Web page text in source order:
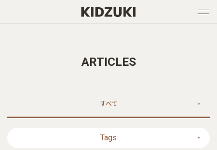
ARTICLES
すべて
Tags